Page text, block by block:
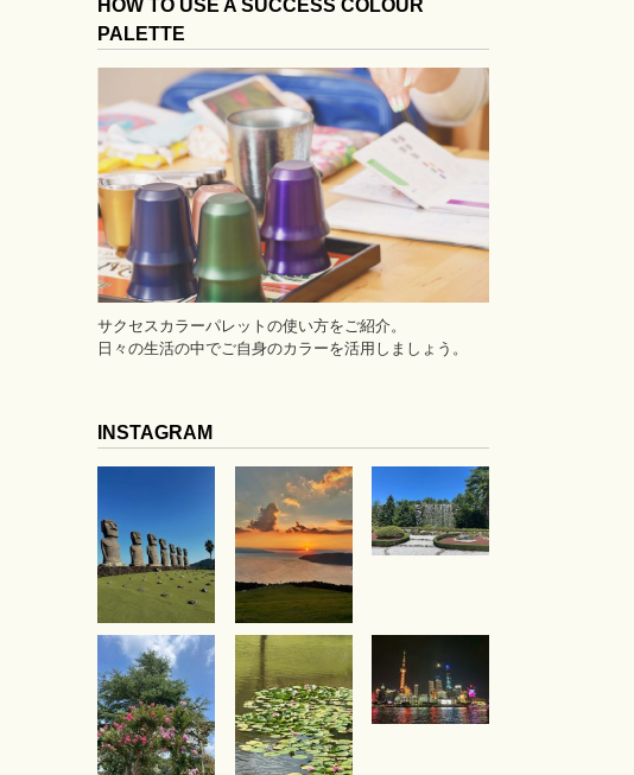
HOW TO USE A SUCCESS COLOUR
PALETTE
サクセスカラーパレットの使い方をご紹介。
日々の生活の中でご自身のカラーを活用しましょう。
INSTAGRAM